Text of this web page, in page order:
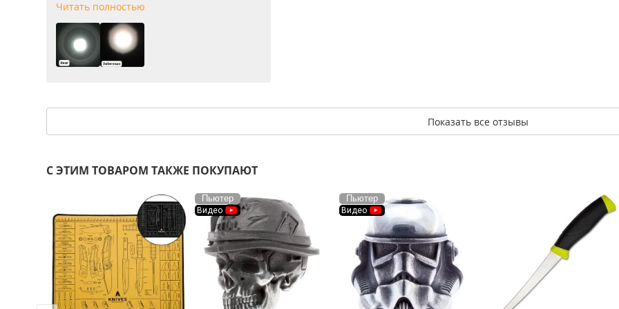
Читать полностью
Показать все отзывы
С ЭТИМ ТОВАРОМ ТАКЖЕ ПОКУПАЮТ
Пьютер
Видео
Пьютер
Видео